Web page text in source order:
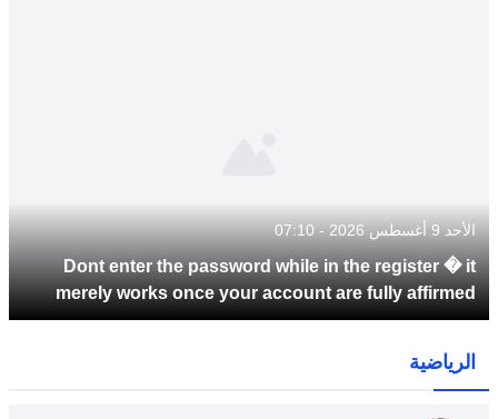
الأحد 9 أغسطس 2026 - 07:10
Dont enter the password while in the register � it
merely works once your account are fully affirmed
الرياضية